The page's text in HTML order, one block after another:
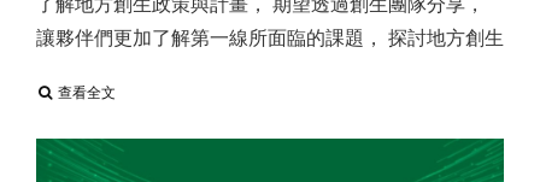
讓夥伴們更加了解第一線所面臨的課題， 探討地方創生
查看全文